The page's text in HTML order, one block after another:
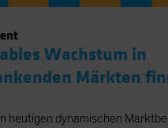
Wachstum in
Märkten
heutigen dynamischen